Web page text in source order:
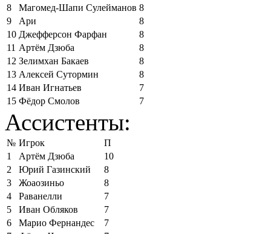
8
Магомед-Шапи Сулейманов 8
9
Ари
8
10 Джефферсон Фарфан
8
11 Артём Дзюба
8
12 Зелимхан Бакаев
8
13 Алексей Сутормин
8
14 Иван Игнатьев
7
15 Фёдор Смолов 7
Ассистенты:
№ Игрок
П
1
Артём Дзюба
10
2
Юрий Газинский
8
3
Жоаозиньо
8
4
Раванелли
7
5
Иван Обляков
7
6
Марио Фернандес
7